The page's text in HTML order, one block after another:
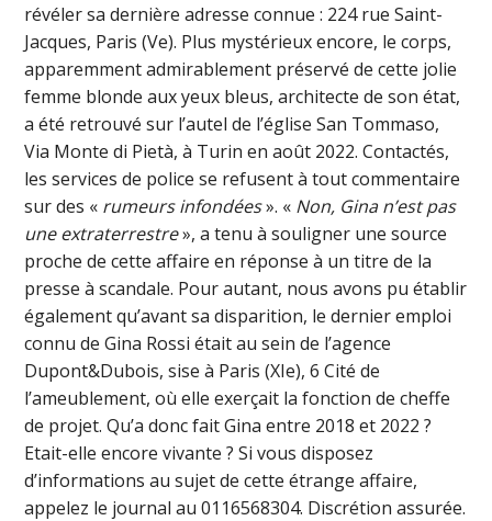
révéler sa dernière adresse connue : 224 rue Saint-
Jacques, Paris (Ve). Plus mystérieux encore, le corps,
apparemment admirablement préservé de cette jolie
femme blonde aux yeux bleus, architecte de son état,
a été retrouvé sur l’autel de l’église San Tommaso,
Via Monte di Pietà, à Turin en août 2022. Contactés,
les services de police se refusent à tout commentaire
sur des « rumeurs infondées». « Non, Gina n’est pas
une extraterrestre», a tenu à souligner une source
proche de cette affaire en réponse à un titre de la
presse à scandale. Pour autant, nous avons pu établir
également qu’avant sa disparition, le dernier emploi
connu de Gina Rossi était au sein de l’agence
Dupont&Dubois, sise à Paris (XIe), 6 Cité de
l’ameublement, où elle exerçait la fonction de cheffe
de projet. Qu’a donc fait Gina entre 2018 et 2022 ?
Etait-elle encore vivante ? Si vous disposez
d’informations au sujet de cette étrange affaire,
appelez le journal au 0116568304. Discrétion assurée.